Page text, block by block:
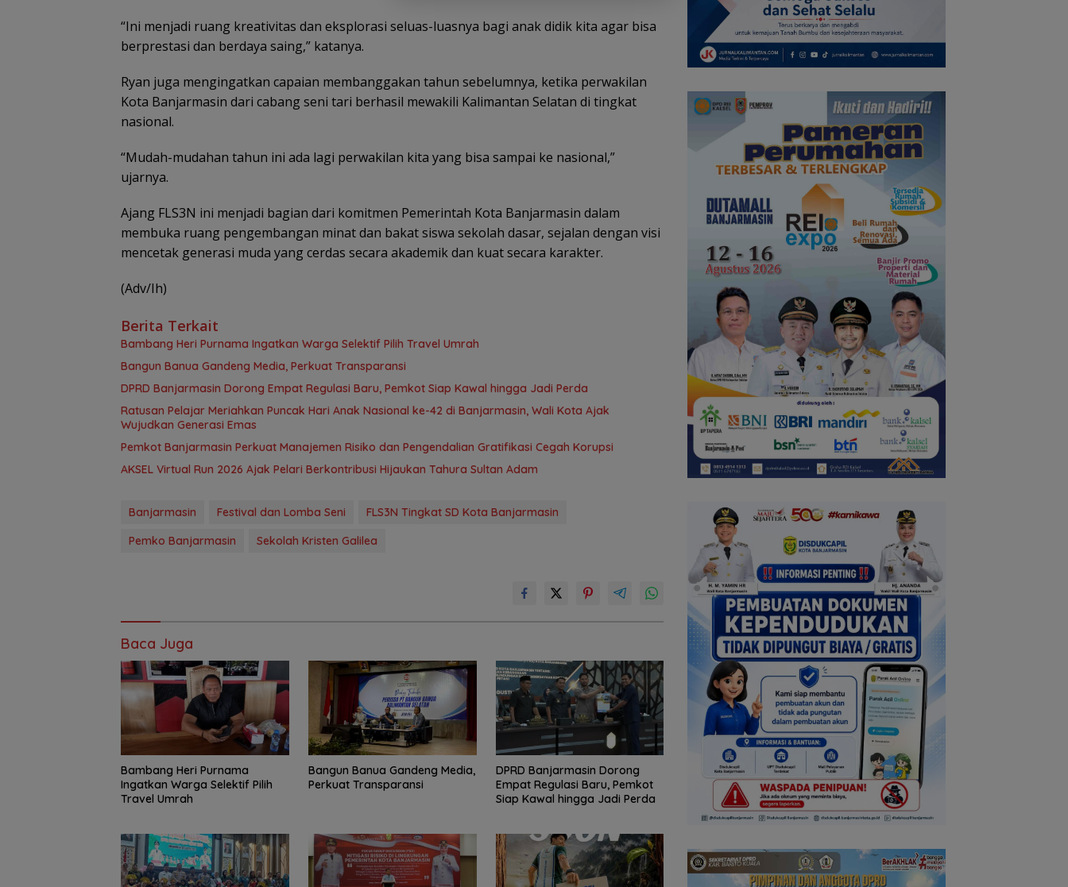
“Ini menjadi ruang kreativitas dan eksplorasi seluas-luasnya bagi anak didik kita agar bisa
berprestasi dan berdaya saing,” katanya.
Ryan juga mengingatkan capaian membanggakan tahun sebelumnya, ketika perwakilan
Kota Banjarmasin dari cabang seni tari berhasil mewakili Kalimantan Selatan di tingkat
nasional.
“Mudah-mudahan tahun ini ada lagi perwakilan kita yang bisa sampai ke nasional,”
ujarnya.
Ajang FLS3N ini menjadi bagian dari komitmen Pemerintah Kota Banjarmasin dalam
membuka ruang pengembangan minat dan bakat siswa sekolah dasar, sejalan dengan visi
mencetak generasi muda yang cerdas secara akademik dan kuat secara karakter.
(Adv/Ih)
Berita Terkait
Bambang Heri Purnama Ingatkan Warga Selektif Pilih Travel Umrah
Bangun Banua Gandeng Media, Perkuat Transparansi
DPRD Banjarmasin Dorong Empat Regulasi Baru, Pemkot Siap Kawal hingga Jadi Perda
Ratusan Pelajar Meriahkan Puncak Hari Anak Nasional ke-42 di Banjarmasin, Wali Kota Ajak
Wujudkan Generasi Emas
Pemkot Banjarmasin Perkuat Manajemen Risiko dan Pengendalian Gratifikasi Cegah Korupsi
AKSEL Virtual Run 2026 Ajak Pelari Berkontribusi Hijaukan Tahura Sultan Adam
Banjarmasin Festival dan Lomba Seni
FLS3N Tingkat SD Kota Banjarmasin
Pemko Banjarmasin
Sekolah Kristen Galilea
Baca Juga
Bambang Heri Purnama
Ingatkan Warga Selektif Pilih
Travel Umrah
Bangun Banua Gandeng Media,
Perkuat Transparansi
DPRD Banjarmasin Dorong
Empat Regulasi Baru, Pemkot
Siap Kawal hingga Jadi Perda